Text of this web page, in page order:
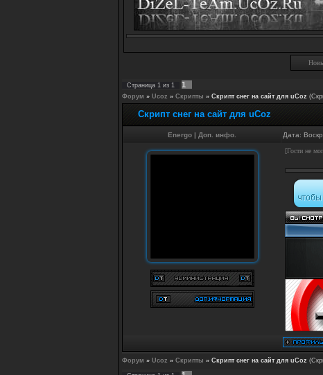
Страница 1 из 1 1
Форум » Ucoz » Скрипты » Скрипт снег на сайт для uCoz
Скрипт снег на сайт для uCoz
Energo | Доп. инфо. Дата:
[Гости не
Форум » Ucoz » Скрипты » Скрипт снег на сайт для uCoz